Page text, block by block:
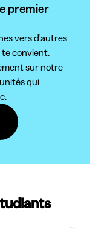
premier
vers d'autres
te convient.
sur notre
qui